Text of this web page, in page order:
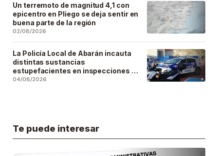
Un terremoto de magnitud 4,1 con
epicentro en Pliego se deja sentir en
buena parte de la región
02/08/2026
La Policía Local de Abarán incauta
distintas sustancias
estupefacientes en inspecciones a
locales públicos del municipio
04/08/2026
Te puede interesar